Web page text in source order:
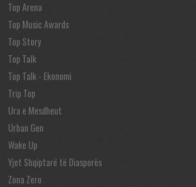
Top Arena
Top Music Awards
Top Story
Top Talk
Top Talk - Ekonomi
Trip Top
Ura e Mesdheut
Urban Gen
Wake Up
Yjet Shqiptarë të Diasporës
Zona Zero